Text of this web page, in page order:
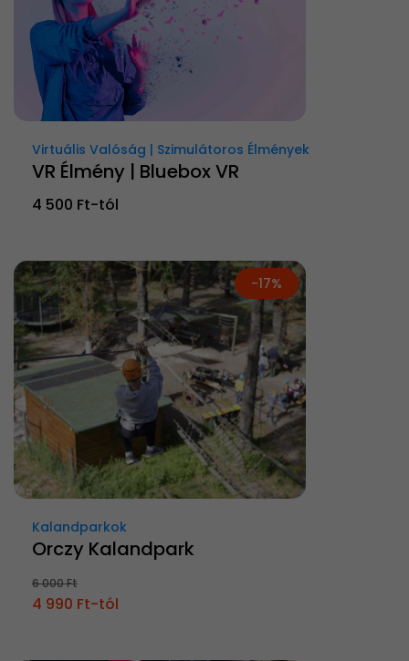
Virtuális Valóság | Szimulátoros Élmények
VR Élmény | Bluebox VR
4 500 Ft-tól
-17%
Kalandparkok
Orczy Kalandpark
6 000 Ft
4 990 Ft-tól